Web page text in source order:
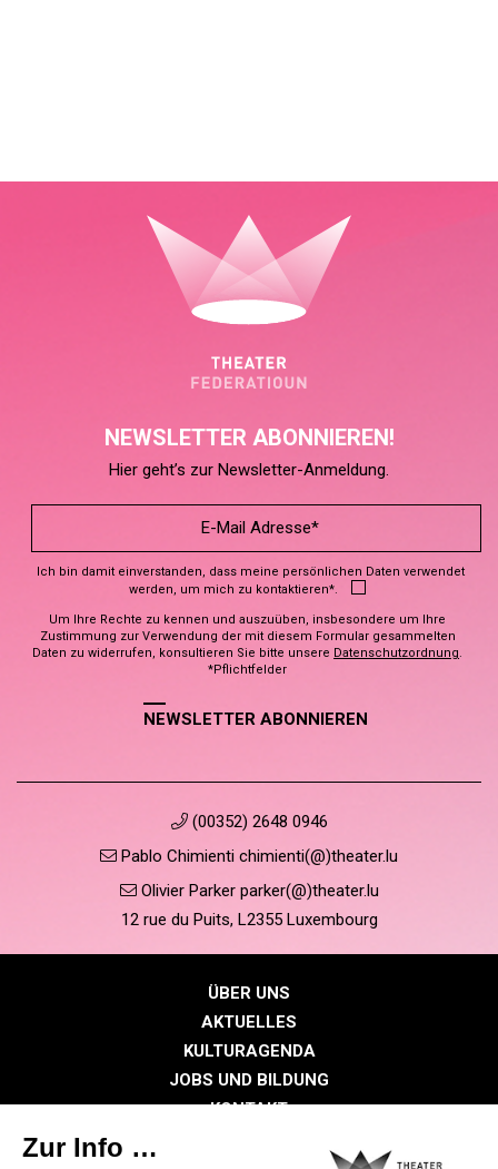
NEWSLETTER ABONNIEREN!
Hier geht’s zur Newsletter-Anmeldung.
Ich bin damit einverstanden, dass meine persönlichen Daten verwendet
werden, um mich zu kontaktieren*.
Um Ihre Rechte zu kennen und auszuüben, insbesondere um Ihre
Zustimmung zur Verwendung der mit diesem Formular gesammelten
Daten zu widerrufen, konsultieren Sie bitte unsere Datenschutzordnung.
*Pflichtfelder
NEWSLETTER ABONNIEREN
(00352) 2648 0946
Pablo Chimienti chimienti(@)theater.lu
Olivier Parker parker(@)theater.lu
12 rue du Puits, L2355 Luxembourg
ÜBER UNS
AKTUELLES
KULTURAGENDA
JOBS UND BILDUNG
KONTAKT